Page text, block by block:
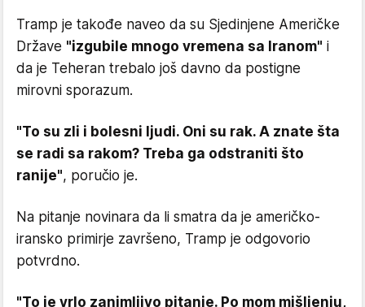
Tramp je takođe naveo da su Sjedinjene Američke
Države "izgubile mnogo vremena sa Iranom" i
da je Teheran trebalo još davno da postigne
mirovni sporazum.
"To su zli i bolesni ljudi. Oni su rak. A znate šta
se radi sa rakom? Treba ga odstraniti što
ranije", poručio je.
Na pitanje novinara da li smatra da je američko-
iransko primirje završeno, Tramp je odgovorio
potvrdno.
"To je vrlo zanimljivo pitanje. Po mom mišljenju,